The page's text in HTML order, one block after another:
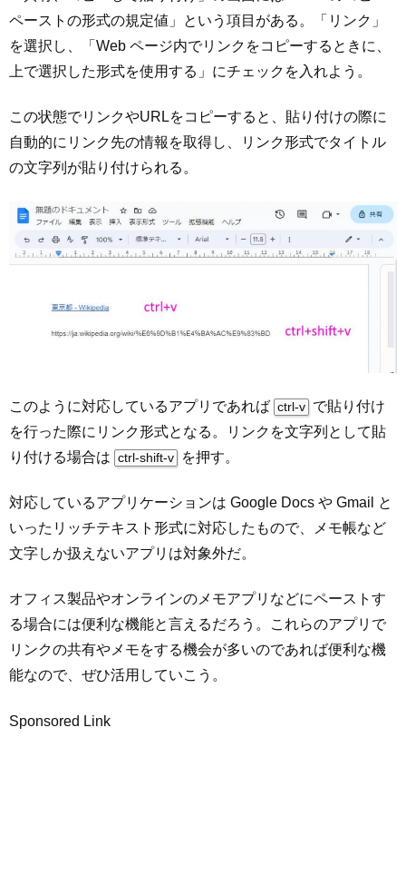
ペーストの形式の規定値」という項目がある。「リンク」
を選択し、「Web ページ内でリンクをコピーするときに、
上で選択した形式を使用する」にチェックを入れよう。
この状態でリンクやURLをコピーすると、貼り付けの際に
自動的にリンク先の情報を取得し、リンク形式でタイトル
の文字列が貼り付けられる。
このように対応しているアプリであれば ctrl-v で貼り付け
を行った際にリンク形式となる。リンクを文字列として貼
り付ける場合は ctrl-shift-v を押す。
対応しているアプリケーションは Google Docs や Gmail と
いったリッチテキスト形式に対応したもので、メモ帳など
文字しか扱えないアプリは対象外だ。
オフィス製品やオンラインのメモアプリなどにペーストす
る場合には便利な機能と言えるだろう。これらのアプリで
リンクの共有やメモをする機会が多いのであれば便利な機
能なので、ぜひ活用していこう。
Sponsored Link